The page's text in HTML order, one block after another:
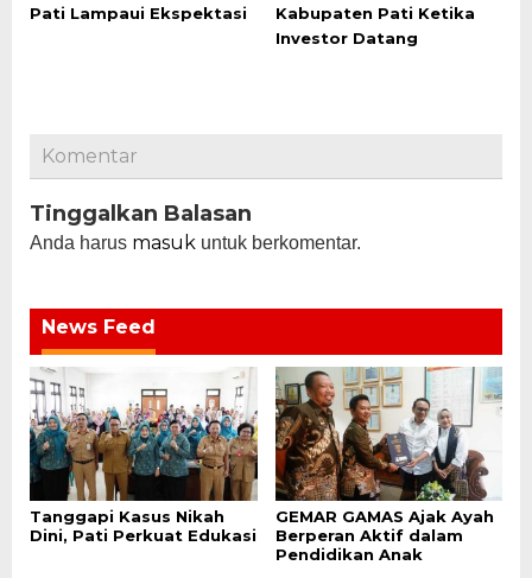
Pati Lampaui Ekspektasi
Kabupaten Pati Ketika
Investor Datang
Komentar
Tinggalkan Balasan
Anda harus masuk untuk berkomentar.
News Feed
Tanggapi Kasus Nikah
Dini, Pati Perkuat Edukasi
GEMAR GAMAS Ajak Ayah
Berperan Aktif dalam
Pendidikan Anak